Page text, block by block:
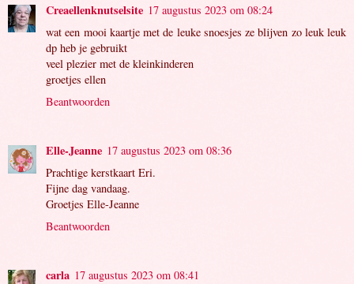
Creaellenknutselsite 17 augustus 2023 om 08:24
wat een mooi kaartje met de leuke snoesjes ze blijven zo leuk leuk
dp heb je gebruikt
veel plezier met de kleinkinderen
groetjes ellen
Beantwoorden
Elle-Jeanne 17 augustus 2023 om 08:36
Prachtige kerstkaart Eri.
Fijne dag vandaag.
Groetjes Elle-Jeanne
Beantwoorden
carla 17 augustus 2023 om 08:41